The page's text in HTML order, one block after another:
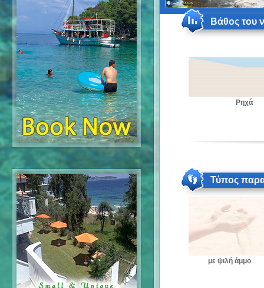
Βάθος του
Ρηχά
Τύπος
με ψιλή άμμο